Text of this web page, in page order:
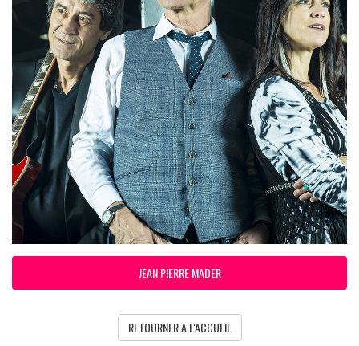
JEAN PIERRE MADER
RETOURNER A L'ACCUEIL